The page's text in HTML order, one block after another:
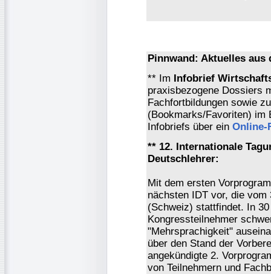
Pinnwand: Aktuelles aus
** Im Infobrief
praxisbezogene Dossiers
Fachfortbildungen sowie
(Bookmarks/Favoriten) im
Infobriefs über ein Online-
** 12. Internationale
Deutschlehrer:
Mit dem ersten
nächsten IDT vor, die
(Schweiz) stattfindet. In
Kongressteilnehmer
"Mehrsprachigkeit"
über den Stand der
angekündigte 2.
von Teilnehmern und